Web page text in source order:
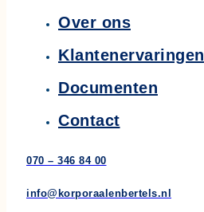
Over ons
Klantenervaringen
Documenten
Contact
070 – 346 84 00
info@korporaalenbertels.nl